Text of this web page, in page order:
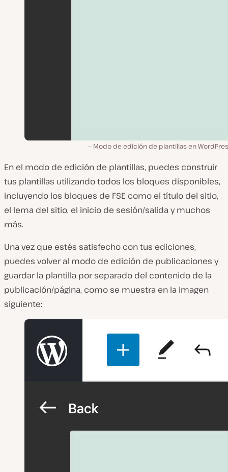
Modo de edición de plantillas en
En el modo de edición de plantillas, puedes construir
tus plantillas utilizando todos los bloques disponibles,
incluyendo los bloques de FSE como el título del sitio,
el lema del sitio, el inicio de sesión/salida y muchos
más.
Una vez que estés satisfecho con tus ediciones,
puedes volver al modo de edición de publicaciones y
guardar la plantilla por separado del contenido de la
publicación/página, como se muestra en la imagen
siguiente: